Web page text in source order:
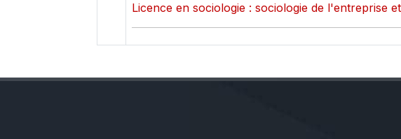
Licence en sociologie : sociologie de l'entreprise